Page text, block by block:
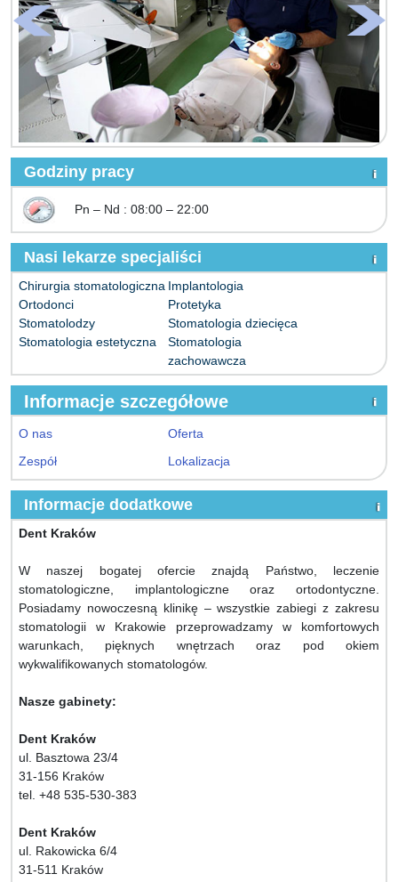
Godziny pracy
Pn – Nd : 08:00 – 22:00
Nasi lekarze specjaliści
Chirurgia stomatologiczna Implantologia
Ortodonci
Protetyka
Stomatolodzy
Stomatologia dziecięca
Stomatologia estetyczna
Stomatologia
zachowawcza
Informacje szczegółowe
O nas
Oferta
Zespół
Lokalizacja
Informacje dodatkowe
Dent Kraków
W naszej bogatej ofercie znajdą Państwo, leczenie
stomatologiczne, implantologiczne oraz ortodontyczne.
Posiadamy nowoczesną klinikę – wszystkie zabiegi z zakresu
stomatologii w Krakowie przeprowadzamy w komfortowych
warunkach, pięknych wnętrzach oraz pod okiem
wykwalifikowanych stomatologów.
Nasze gabinety:
Dent Kraków
ul. Basztowa 23/4
31-156 Kraków
tel. +48 535-530-383
Dent Kraków
ul. Rakowicka 6/4
31-511 Kraków